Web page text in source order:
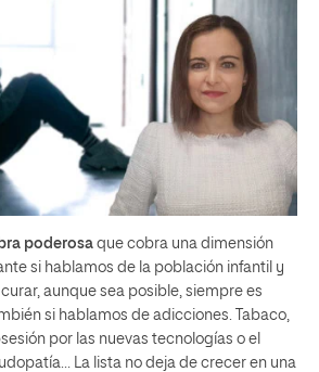
poderosa que cobra una dimensión
si hablamos de la población infantil y
aunque sea posible, siempre es
si hablamos de adicciones. Tabaco,
por las nuevas tecnologías o el
La lista no deja de crecer en una